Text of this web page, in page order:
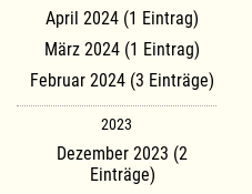
April 2024 (1 Eintrag)
März 2024 (1 Eintrag)
Februar 2024 (3 Einträge)
2023
Dezember 2023 (2
Einträge)